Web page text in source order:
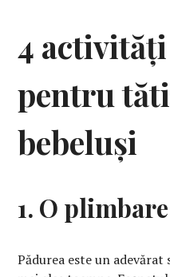
4
pentru
bebeluși
1. O
Pădurea este un